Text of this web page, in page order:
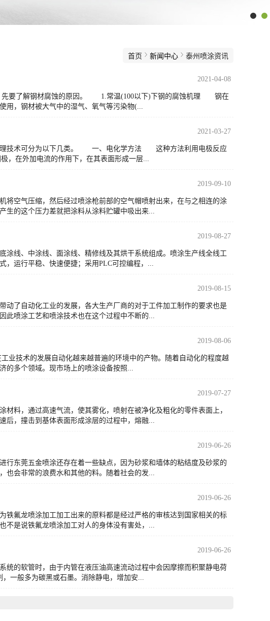
首页 新闻中心 泰州喷涂资讯
2021-04-08
要了解钢材腐蚀的原因。 1.常温(100以下)下钢的腐蚀机理 钢在
用，钢材被大气中的湿气、氧气等污染物(...
2021-03-27
技术可分为以下几类。 一、电化学方法 这种方法利用电极反应
在外加电流的作用下，在其表面形成一层...
2019-09-10
将空气压缩，然后经过喷涂枪前部的空气帽喷射出来，在与之相连的涂
生的这个压力差就把涂料从涂料贮罐中吸出来...
2019-08-27
涂线、中涂线、面涂线、精修线及其烘干系统组成。喷涂生产线全线工
，运行平稳、快速便捷；采用PLC可控编程，...
2019-08-15
动了自动化工业的发展，各大生产厂商的对于工件加工制作的要求也是
此喷涂工艺和喷涂技术也在这个过程中不断的...
2019-08-06
业技术的发展自动化越来越普遍的环境中的产物。随着自动化的程度越
的多个领域。现市场上的喷涂设备按照...
2019-07-27
料，通过高速气流，使其雾化，喷射在被净化及粗化的零件表面上，
后，撞击到基体表面形成涂层的过程中，熔融...
2019-06-26
行东莞五金喷涂还存在着一些缺点，因为砂浆和墙体的粘结度及砂浆的
也会非常的浪费水和其他的料。随着社会的发...
2019-06-26
铁氟龙喷涂加工加工出来的原料都是经过严格的审核达到国家相关的标
不是说铁氟龙喷涂加工对人的身体没有害处，...
2019-06-26
统的软管时，由于内管在液压油高速流动过程中会因摩擦而积聚静电荷
一般多为碳黑或石墨。消除静电，增加安...